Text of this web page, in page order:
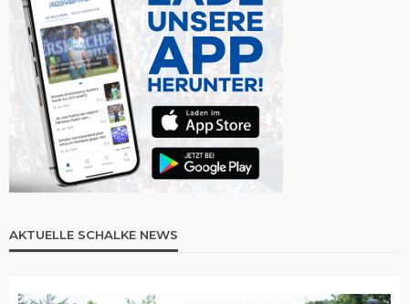
AKTUELLE SCHALKE NEWS